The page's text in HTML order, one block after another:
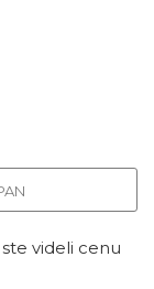
videli cenu